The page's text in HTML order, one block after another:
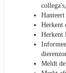
Herkent
Herkent
Meldt de